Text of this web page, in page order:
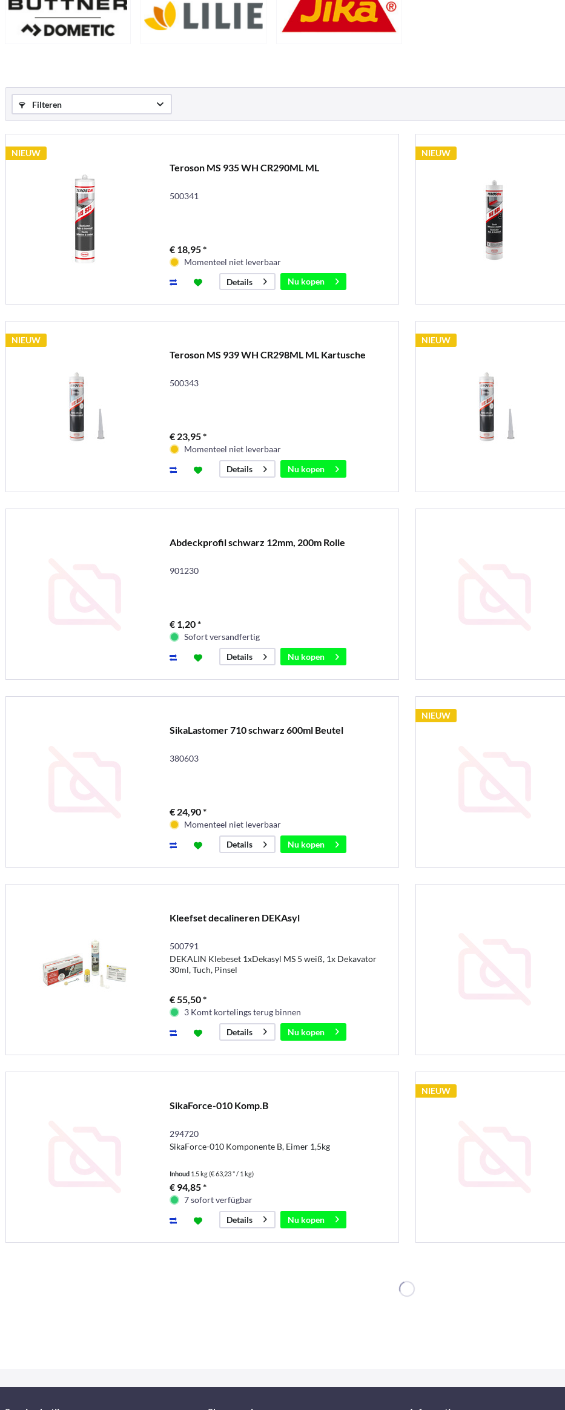
Filteren
NIEUW
Teroson MS 935 WH CR290ML ML
500341
€ 18,95 *
Momenteel niet leverbaar
Details
Nu kopen
NIEUW
NIEUW
Teroson MS 939 WH CR298ML ML Kartusche
500343
€ 23,95 *
Momenteel niet leverbaar
Details
Nu kopen
NIEUW
Abdeckprofil schwarz 12mm, 200m Rolle
901230
€ 1,20 *
Sofort versandfertig
Details
Nu kopen
SikaLastomer 710 schwarz 600ml Beutel
380603
€ 24,90 *
Momenteel niet leverbaar
Details
Nu kopen
NIEUW
Kleefset decalineren DEKAsyl
500791
DEKALIN Klebeset 1xDekasyl MS 5 weiß, 1x Dekavator
30ml, Tuch, Pinsel
€ 55,50 *
3 Komt kortelings terug binnen
Details
Nu kopen
SikaForce-010 Komp.B
294720
SikaForce-010 Komponente B, Eimer 1,5kg
Inhoud 1.5 kg(€ 63,23 * / 1 kg)
€ 94,85 *
7 sofort verfügbar
Details
Nu kopen
NIEUW